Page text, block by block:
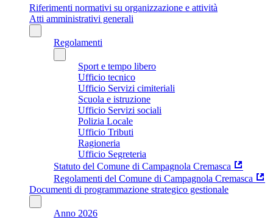
Riferimenti normativi su organizzazione e attività
Atti amministrativi generali
Regolamenti
Sport e tempo libero
Ufficio tecnico
Ufficio Servizi cimiteriali
Scuola e istruzione
Ufficio Servizi sociali
Polizia Locale
Ufficio Tributi
Ragioneria
Ufficio Segreteria
Statuto del Comune di Campagnola Cremasca
Regolamenti del Comune di Campagnola Cremasca
Documenti di programmazione strategico gestionale
Anno 2026